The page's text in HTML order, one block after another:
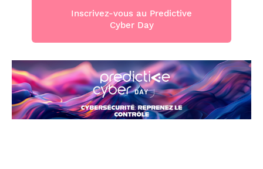
Inscrivez-vous au Predictive
Cyber Day